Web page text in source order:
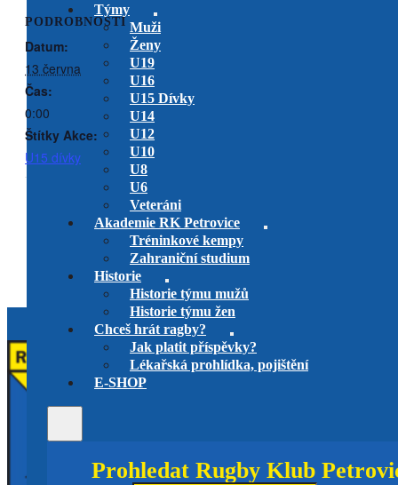
Týmy
Muži
Ženy
U19
U16
U15 Dívky
U14
U12
U10
U8
U6
Veteráni
Akademie RK Petrovice
Tréninkové kempy
Zahraniční studium
Historie
Historie týmu mužů
Historie týmu žen
Chceš hrát ragby?
Jak platit příspěvky?
Lékařská prohlídka, pojištění
E-SHOP
Prohledat Rugby Klub
PODROBNOSTI
Datum:
13 června
Čas:
0:00
Štítky Akce:
U15 dívky
RK Petrovice vs. RC Tatra
Smíchov B
utkání play-offU14
Slavii
Mistrovství ČR 7s